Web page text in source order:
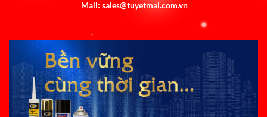
Mail: sales@tuyetmai.com.vn